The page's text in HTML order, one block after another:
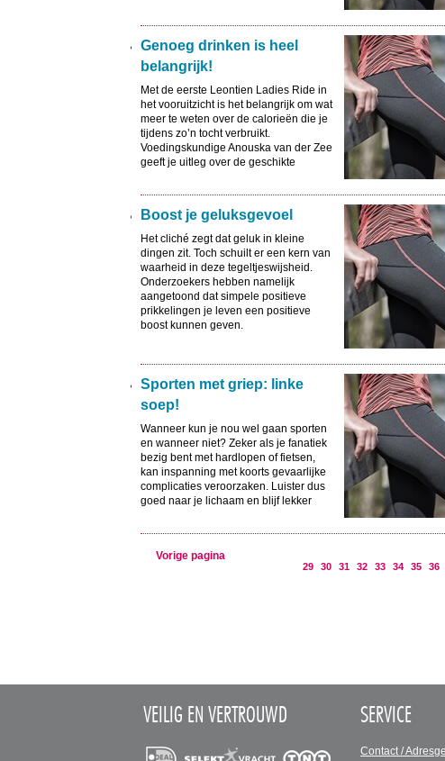
Genoeg drinken is heel
belangrijk!
Met de eerste Leontien Ladies Ride in
het vooruitzicht is het belangrijk om wat
meer te weten over de calorieën die je
tijdens zo’n tocht verbruikt.
Voedingskundige Anouska van der Zee
geeft je uitleg over de geschikte
Boost je geluksgevoel
Het cliché zegt dat geluk in kleine
dingen zit. Toch schuilt er een kern van
waarheid in deze tegeltjeswijsheid.
Onderzoekers hebben namelijk
aangetoond dat simpele positieve
prikkelingen je leven een positieve
boost kunnen geven.
Sporten met griep: linke
soep!
Wanneer kun je nou wel gaan sporten
en wanneer niet? Zeker als je fanatiek
bezig bent met hardlopen of fietsen,
kan inspanning met koorts gevaarlijke
complicaties veroorzaken. Luister dus
goed naar je lichaam en blijf lekker
Vorige pagina
29 30 31 32 33 34 35 36
VEILIG EN VERTROUWD SERVICE
Contact /